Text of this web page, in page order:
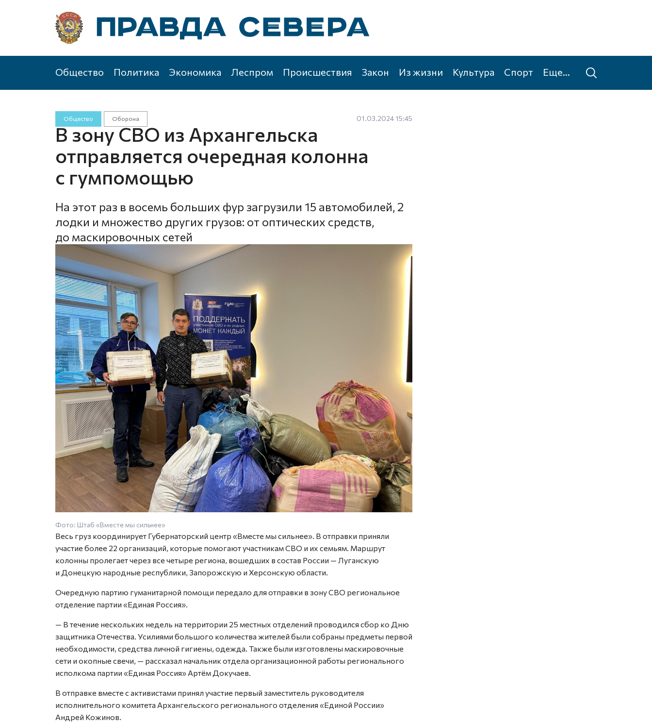
Общество Политика Экономика Леспром Происшествия Закон Из жизни Культура Спорт Еще...
Общество Оборона 01.03.2024 15:45
В зону СВО из Архангельска
отправляется очередная колонна
с гумпомощью
На этот раз в восемь больших фур загрузили 15 автомобилей, 2
лодки и множество других грузов: от оптических средств,
до маскировочных сетей
Фото: Штаб «Вместе мы сильнее»
Весь груз координирует Губернаторский центр «Вместе мы сильнее». В отправки приняли
участие более 22 организаций, которые помогают участникам СВО и их семьям. Маршрут
колонны пролегает через все четыре региона, вошедших в состав России — Луганскую
и Донецкую народные республики, Запорожскую и Херсонскую области.
Очередную партию гуманитарной помощи передало для отправки в зону СВО региональное
отделение партии «Единая Россия».
— В течение нескольких недель на территории 25 местных отделений проводился сбор ко Дню
защитника Отечества. Усилиями большого количества жителей были собраны предметы первой
необходимости, средства личной гигиены, одежда. Также были изготовлены маскировочные
сети и окопные свечи, — рассказал начальник отдела организационной работы регионального
исполкома партии «Единая Россия» Артём Докучаев.
В отправке вместе с активистами принял участие первый заместитель руководителя
исполнительного комитета Архангельского регионального отделения «Единой России»
Андрей Кожинов.